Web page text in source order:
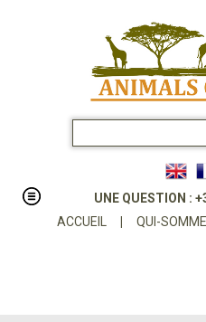
UNE QUESTION :
ACCUEIL
QUI-